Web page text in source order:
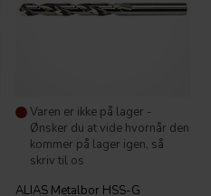
Varen er ikke på lager -
Ønsker du at vide hvornår den
kommer på lager igen, så
skriv til os
ALIAS Metalbor HSS-G